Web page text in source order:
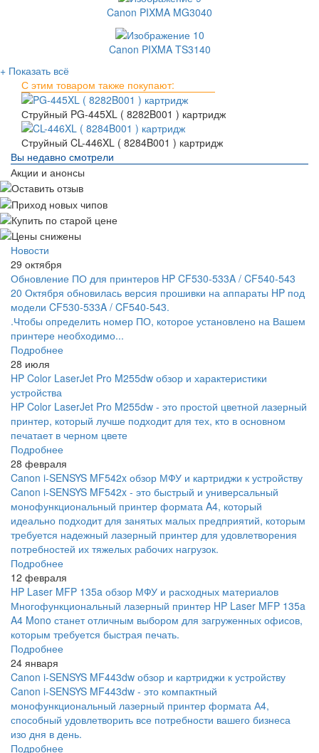
Canon PIXMA MG3040
Canon PIXMA TS3140
+ Показать всё
С этим товаром также покупают:
Струйный PG-445XL ( 8282B001 ) картридж
Струйный CL-446XL ( 8284B001 ) картридж
Вы недавно смотрели
Акции и анонсы
Новости
29 октября
Обновление ПО для принтеров HP CF530-533A / CF540-543
20 Октября обновилась версия прошивки на аппараты HP под
модели CF530-533A / CF540-543.
.Чтобы определить номер ПО, которое установлено на Вашем
принтере необходимо...
Подробнее
28 июля
HP Color LaserJet Pro M255dw обзор и характеристики
устройства
HP Color LaserJet Pro M255dw - это простой цветной лазерный
принтер, который лучше подходит для тех, кто в основном
печатает в черном цвете
Подробнее
28 февраля
Canon i-SENSYS MF542x обзор МФУ и картриджи к устройству
Canon i-SENSYS MF542x - это быстрый и универсальный
монофункциональный принтер формата A4, который
идеально подходит для занятых малых предприятий, которым
требуется надежный лазерный принтер для удовлетворения
потребностей их тяжелых рабочих нагрузок.
Подробнее
12 февраля
HP Laser MFP 135a обзор МФУ и расходных материалов
Многофункциональный лазерный принтер HP Laser MFP 135a
A4 Mono станет отличным выбором для загруженных офисов,
которым требуется быстрая печать.
Подробнее
24 января
Canon i-SENSYS MF443dw обзор и картриджи к устройству
Canon i-SENSYS MF443dw - это компактный
монофункциональный лазерный принтер формата А4,
способный удовлетворить все потребности вашего бизнеса
изо дня в день.
Подробнее